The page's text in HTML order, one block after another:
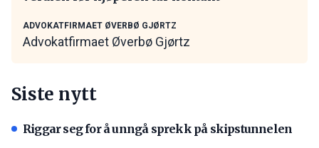
ADVOKATFIRMAET ØVERBØ GJØRTZ
Advokatfirmaet Øverbø Gjørtz
Siste nytt
Riggar seg for å unngå sprekk på skipstunnelen